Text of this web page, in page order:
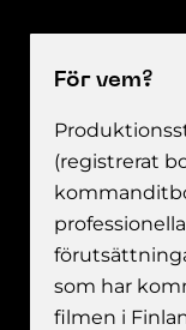
För vem?
(registrerat
som har
filmen i